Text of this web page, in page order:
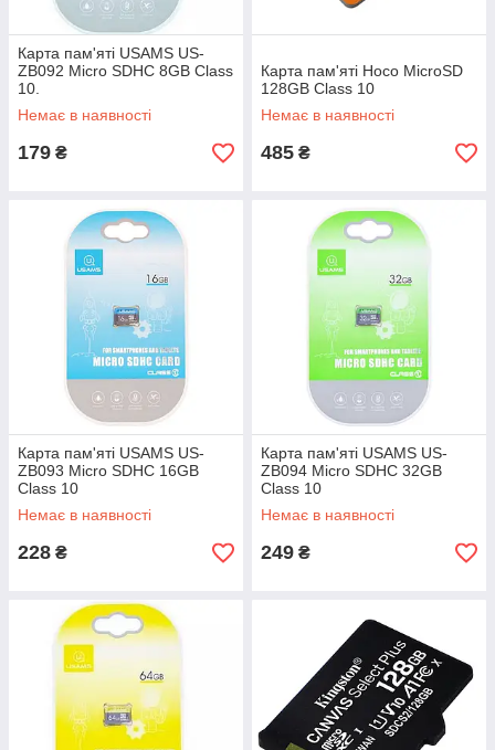
Карта пам'яті USAMS US-
ZB092 Micro SDHC 8GB Class
10.
Немає в наявності
179 ₴
Карта пам'яті Hoco MicroSD
128GB Class 10
Немає в наявності
485 ₴
Карта пам'яті USAMS US-
ZB093 Micro SDHC 16GB
Class 10
Немає в наявності
228 ₴
Карта пам'яті USAMS US-
ZB094 Micro SDHC 32GB
Class 10
Немає в наявності
249 ₴